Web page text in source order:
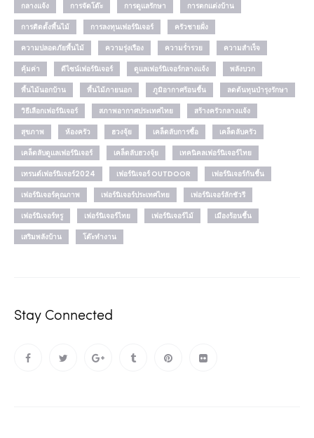
กลางแจ้ง
การจัดโต๊ะ การดูแลรักษา
การตกแต่งบ้าน
การติดตั้งพื้นไม้
การลงทุนเฟอร์นิเจอร์
ครัวชายฝั่ง
ความปลอดภัยพื้นไม้
ความรุ่งเรือง ความร่ำรวย
ความสำเร็จ
คุ้มค่า
ดีไซน์เฟอร์นิเจอร์ ดูแลเฟอร์นิเจอร์กลางแจ้ง
พลังบวก
พื้นไม้นอกบ้าน
พื้นไม้ภายนอก ภูมิอากาศร้อนชื้น
ลดต้นทุนบำรุงรักษา
วิธีเลือกเฟอร์นิเจอร์
สภาพอากาศประเทศไทย
สร้างครัวกลางแจ้ง
สุขภาพ
ห้องครัว ฮวงจุ้ย เคล็ดลับการซื้อ
เคล็ดลับครัว
เคล็ดลับดูแลเฟอร์นิเจอร์
เคล็ดลับฮวงจุ้ย
เทคนิคลเฟอร์นิเจอร์ไทย
เทรนด์เฟอร์นิเจอร์2024
เฟอร์นิเจอร์ OUTDOOR
เฟอร์นิเจอร์กันชื้น
เฟอร์นิเจอร์คุณภาพ
เฟอร์นิเจอร์ประเทศไทย
เฟอร์นิเจอร์ลักชัวรี
เฟอร์นิเจอร์หรู
เฟอร์นิเจอร์ไทย เฟอร์นิเจอร์ไม้
เมืองร้อนชื้น
เสริมพลังบ้าน
โต๊ะทำงาน
Stay Connected